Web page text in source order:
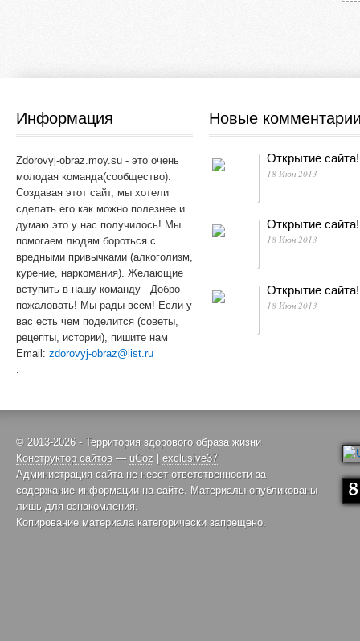
Информация
Zdorovyj-obraz.moy.su - это очень
молодая команда(сообщество).
Создавая этот сайт, мы хотели
сделать его как можно полезнее и
думаю это у нас получилось! Мы
помогаем людям бороться с
вредными привычками (алкоголизм,
курение, наркомания). Желающие
вступить в нашу команду - Добро
пожаловать! Мы рады всем! Если у
вас есть чем поделится (советы,
рецепты, истории), пишите нам
Email: zdorovyj-obraz@list.ru
.
Новые
Открытие сайта!
18 Июн 2013
Открытие сайта!
18 Июн 2013
Открытие сайта!
18 Июн 2013
© 2013-2026 - Территория здорового образа жизни
Конструктор сайтов — uCoz | exclusive37
Администрация сайта не несет ответственности за
содержание информации на сайте. Материалы опубликованы
лишь для ознакомления.
Копирование материала категорически запрещено.